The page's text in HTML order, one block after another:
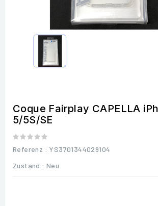
Coque Fairplay CAPELLA
5/5S/SE
Referenz : YS3701344029104
Zustand : Neu